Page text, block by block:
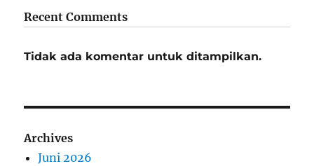
Recent Comments
Tidak ada komentar untuk ditampilkan.
Archives
Juni 2026